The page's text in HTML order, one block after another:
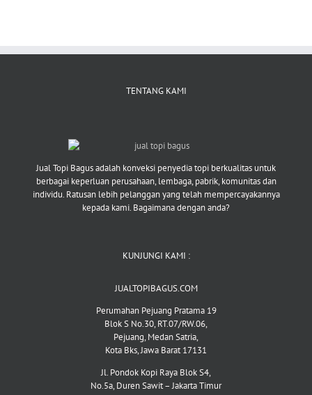
TENTANG KAMI
Jual Topi Bagus adalah konveksi penyedia topi berkualitas untuk
berbagai keperluan perusahaan, lembaga, pabrik, komunitas dan
individu. Ratusan lebih pelanggan yang telah mempercayakannya
kepada kami. Bagaimana dengan anda?
KUNJUNGI KAMI :
JUALTOPIBAGUS.COM
Perumahan Pejuang Pratama 19
Blok S No.30, RT.07/RW.06,
Pejuang, Medan Satria,
Kota Bks, Jawa Barat 17131
Jl. Pondok Kopi Raya Blok S4,
No.5a, Duren Sawit – Jakarta Timur